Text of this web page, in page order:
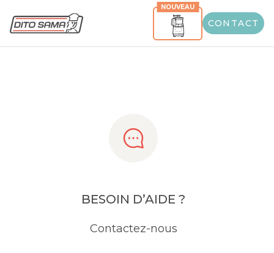
NOUVEAU
CONTACT
Share
BESOIN D’AIDE ?
Contactez-nous